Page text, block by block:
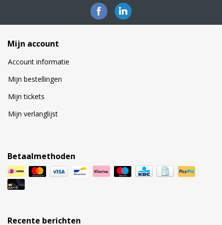
Mijn account
Account informatie
Mijn bestellingen
Mijn tickets
Mijn verlanglijst
Betaalmethoden
Recente berichten